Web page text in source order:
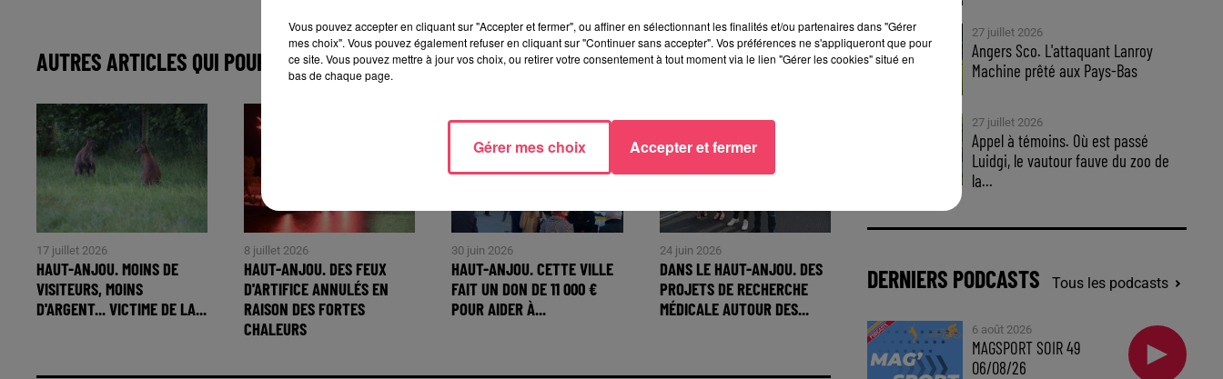
AUTRES ARTICLES QUI POURRAIENT VOUS INTÉRESSER
17 juillet 2026
HAUT-ANJOU. MOINS DE
VISITEURS, MOINS
D'ARGENT... VICTIME DE LA...
8 juillet 2026
HAUT-ANJOU. DES FEUX
D'ARTIFICE ANNULÉS EN
RAISON DES FORTES
CHALEURS
30 juin 2026
HAUT-ANJOU. CETTE VILLE
FAIT UN DON DE 11 000 €
POUR AIDER À...
24 juin 2026
DANS LE HAUT-ANJOU. DES
PROJETS DE RECHERCHE
MÉDICALE AUTOUR DES...
27 juillet 2026
Angers Sco. L'attaquant Lanroy
Machine prêté aux Pays-Bas
27 juillet 2026
Appel à témoins. Où est passé
Luidgi, le vautour fauve du zoo de
la...
DERNIERS PODCASTS Tous les podcasts
6 août 2026
MAGSPORT SOIR 49
06/08/26
Vous pouvez accepter en cliquant sur "Accepter et fermer", ou affiner en sélectionnant les finalités et/ou partenaires dans "Gérer
mes choix". Vous pouvez également refuser en cliquant sur "Continuer sans accepter". Vos préférences ne s'appliqueront que pour
ce site. Vous pouvez mettre à jour vos choix, ou retirer votre consentement à tout moment via le lien "Gérer les cookies" situé en
bas de chaque page.
Gérer mes choix Accepter et fermer